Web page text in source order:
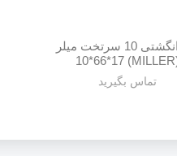
فرز انگشتی 10 سرتخت میلر
تماس بگیرید